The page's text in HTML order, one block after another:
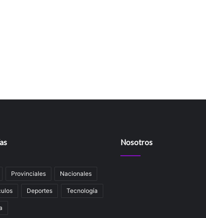
Provinciales Nacionales
Deportes Tecnología
Nosotros